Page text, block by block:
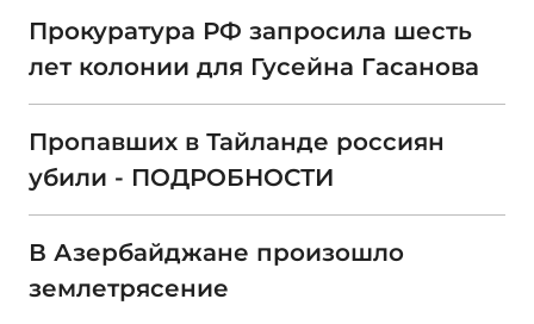
Прокуратура РФ запросила шесть
лет колонии для Гусейна Гасанова
Пропавших в Тайланде россиян
убили - ПОДРОБНОСТИ
В Азербайджане произошло
землетрясение